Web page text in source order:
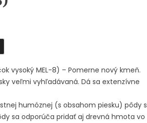
vysoký MEL-8) – Pomerne nový kmeň.
veľmi vyhľadávaná. Dá sa extenzívne
humóznej (s obsahom piesku) pôdy s
sa odporúča pridať aj drevná hmota vo